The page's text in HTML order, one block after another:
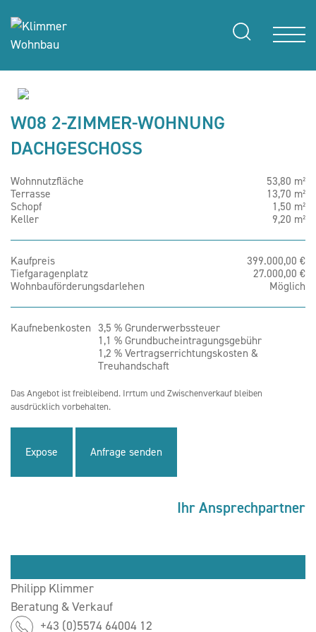
W08 2-ZIMMER-WOHNUNG
DACHGESCHOSS
Wohnnutzfläche
53,80 m²
Terrasse
13,70 m²
Schopf
1,50 m²
Keller
9,20 m²
Kaufpreis
399.000,00 €
Tiefgaragenplatz
27.000,00 €
Wohnbauförderungsdarlehen
Möglich
Kaufnebenkosten 3,5 % Grunderwerbssteuer
1,1 % Grundbucheintragungsgebühr
1,2 % Vertragserrichtungskosten &
Treuhandschaft
Das Angebot ist freibleibend. Irrtum und Zwischenverkauf bleiben
ausdrücklich vorbehalten.
Expose Anfrage senden
Ihr Ansprechpartner
Philipp Klimmer
Beratung & Verkauf
+43 (0)5574 64004 12